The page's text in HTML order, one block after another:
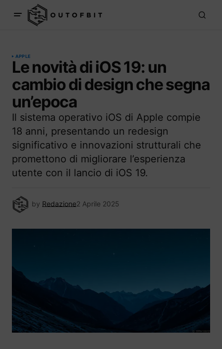
APPLE
Le novità di iOS 19: un
cambio di design che segna
un’epoca
Il sistema operativo iOS di Apple compie
18 anni, presentando un redesign
significativo e innovazioni strutturali che
promettono di migliorare l’esperienza
utente con il lancio di iOS 19.
by Redazione2 Aprile 2025